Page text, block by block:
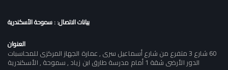
بيانات الاتصال: : سموحة الأسكندرية
العنوان
60 شارع 3 متفرع من شارع أسماعيل سرى , عمارة الجهاز المركزى للمحاسبات
الدور الأرضى شقة 1 أمام مدرسة طارق ابن زياد , سموحة , الأسكندرية